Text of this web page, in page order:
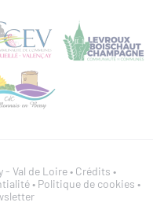
Val de Loire • Crédits •
• Politique de cookies •